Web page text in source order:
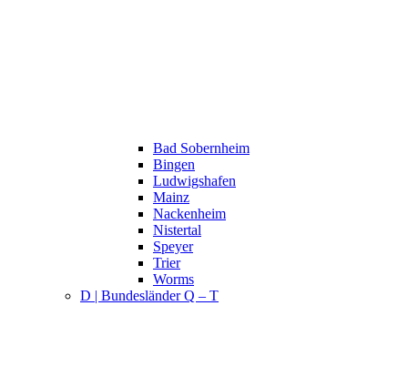
Bad Sobernheim
Bingen
Ludwigshafen
Mainz
Nackenheim
Nistertal
Speyer
Trier
Worms
D | Bundesländer Q – T